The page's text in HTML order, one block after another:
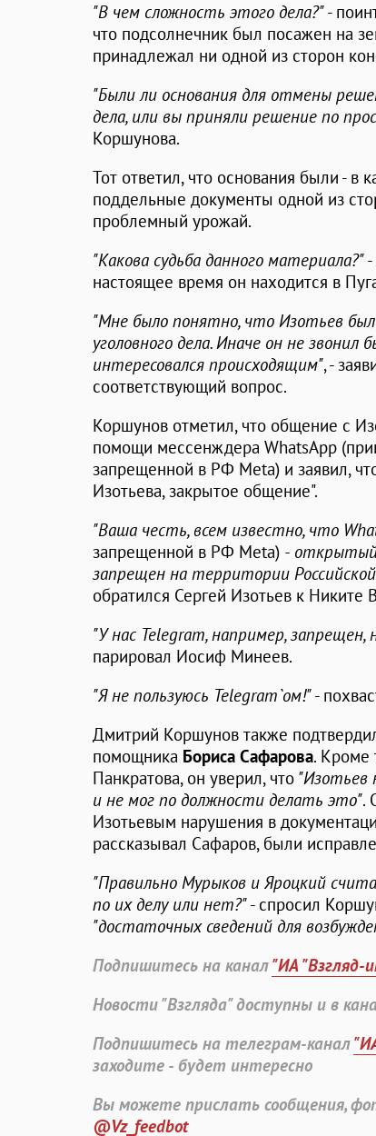
"В чем сложность этого дела?"-
что подсолнечник был посажен на
принадлежал ни одной из сторон
"Были ли основания для отмены
дела, или вы приняли решение по
Коршунова.
Тот ответил, что основания были -
поддельные документы одной из
проблемный урожай.
"Какова судьба данного материала?"
настоящее время он находится в
"Мне было понятно, что Изотьев
уголовного дела. Иначе он не
интересовался происходящим", -
соответствующий вопрос.
Коршунов отметил, что общение с
помощи мессенждера WhatsApp
запрещенной в РФ Meta) и заявил,
Изотьева, закрытое общение".
"Ваша честь, всем известно, что
запрещенной в РФ Meta) - открытый
запрещен на территории
обратился Сергей Изотьев к Никите
"У нас Telegram, например,
парировал Иосиф Минеев.
"Я не пользуюсь Telegram`ом!"-
Дмитрий Коршунов также
помощника Бориса Сафарова. Кроме
Панкратова, он уверил, что "Изотьев
и не мог по должности делать это".
Изотьевым нарушения в
рассказывал Сафаров, были
"Правильно Мурыков и Яроцкий
по их делу или нет?"- спросил
"достаточных сведений для
Подпишитесь на канал"ИА "Взгляд-
Новости "Взгляда" доступны и в
Подпишитесь на телеграм-канал
заходите - будет интересно
Вы можете прислать сообщения,
@Vz_feedbot